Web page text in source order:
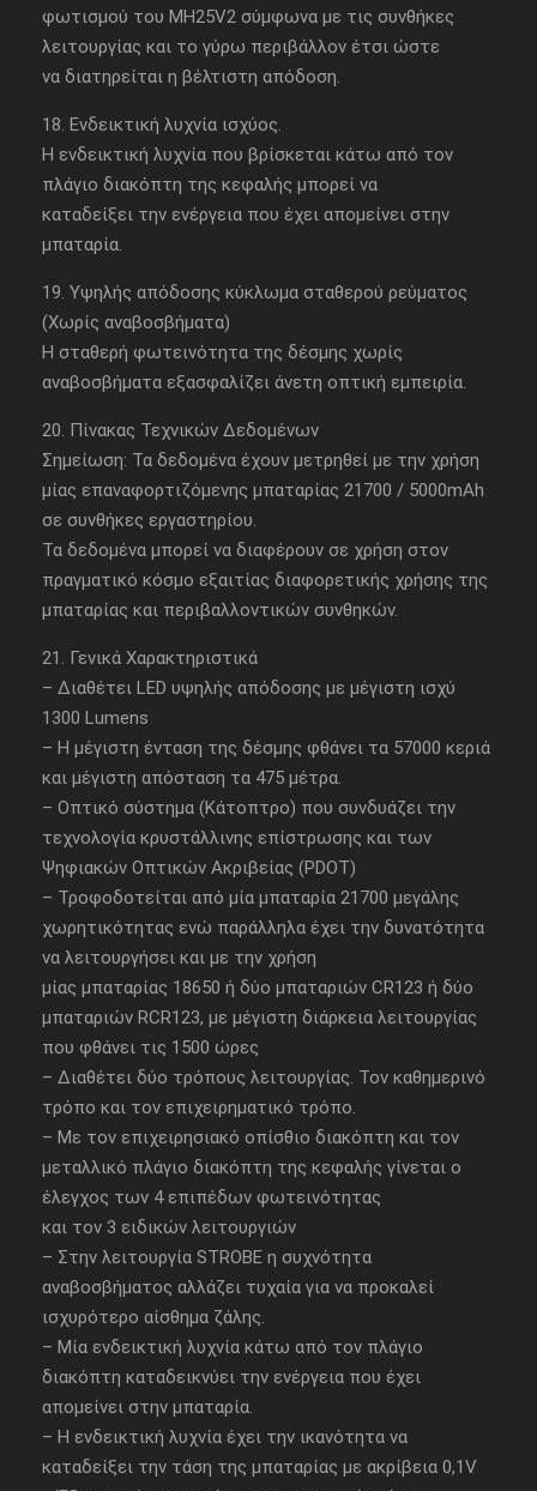
φωτισμού του MH25V2 σύμφωνα με τις συνθήκες
λειτουργίας και το γύρω περιβάλλον έτσι ώστε
να διατηρείται η βέλτιστη απόδοση.
18. Ενδεικτική λυχνία ισχύος.
Η ενδεικτική λυχνία που βρίσκεται κάτω από τον
πλάγιο διακόπτη της κεφαλής μπορεί να
καταδείξει την ενέργεια που έχει απομείνει στην
μπαταρία.
19. Υψηλής απόδοσης κύκλωμα σταθερού ρεύματος
(Χωρίς αναβοσβήματα)
Η σταθερή φωτεινότητα της δέσμης χωρίς
αναβοσβήματα εξασφαλίζει άνετη οπτική εμπειρία.
20. Πίνακας Τεχνικών Δεδομένων
Σημείωση: Τα δεδομένα έχουν μετρηθεί με την χρήση
μίας επαναφορτιζόμενης μπαταρίας 21700 / 5000mAh
σε συνθήκες εργαστηρίου.
Τα δεδομένα μπορεί να διαφέρουν σε χρήση στον
πραγματικό κόσμο εξαιτίας διαφορετικής χρήσης της
μπαταρίας και περιβαλλοντικών συνθηκών.
21. Γενικά Χαρακτηριστικά
– Διαθέτει LED υψηλής απόδοσης με μέγιστη ισχύ
1300 Lumens
– Η μέγιστη ένταση της δέσμης φθάνει τα 57000 κεριά
και μέγιστη απόσταση τα 475 μέτρα.
– Οπτικό σύστημα (Κάτοπτρο) που συνδυάζει την
τεχνολογία κρυστάλλινης επίστρωσης και των
Ψηφιακών Οπτικών Ακριβείας (PDOT)
– Τροφοδοτείται από μία μπαταρία 21700 μεγάλης
χωρητικότητας ενώ παράλληλα έχει την δυνατότητα
να λειτουργήσει και με την χρήση
μίας μπαταρίας 18650 ή δύο μπαταριών CR123 ή δύο
μπαταριών RCR123, με μέγιστη διάρκεια λειτουργίας
που φθάνει τις 1500 ώρες
– Διαθέτει δύο τρόπους λειτουργίας. Τον καθημερινό
τρόπο και τον επιχειρηματικό τρόπο.
– Με τον επιχειρησιακό οπίσθιο διακόπτη και τον
μεταλλικό πλάγιο διακόπτη της κεφαλής γίνεται ο
έλεγχος των 4 επιπέδων φωτεινότητας
και τον 3 ειδικών λειτουργιών
– Στην λειτουργία STROBE η συχνότητα
αναβοσβήματος αλλάζει τυχαία για να προκαλεί
ισχυρότερο αίσθημα ζάλης.
– Μία ενδεικτική λυχνία κάτω από τον πλάγιο
διακόπτη καταδεικνύει την ενέργεια που έχει
απομείνει στην μπαταρία.
– Η ενδεικτική λυχνία έχει την ικανότητα να
καταδείξει την τάση της μπαταρίας με ακρίβεια 0,1V